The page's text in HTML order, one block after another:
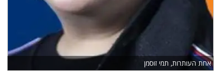
אחת העותרות, תמי זוסמן